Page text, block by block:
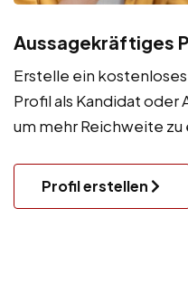
Aussagekräftiges
Erstelle ein
Profil als Kandidat oder
um mehr Reichweite zu
Profil erstellen